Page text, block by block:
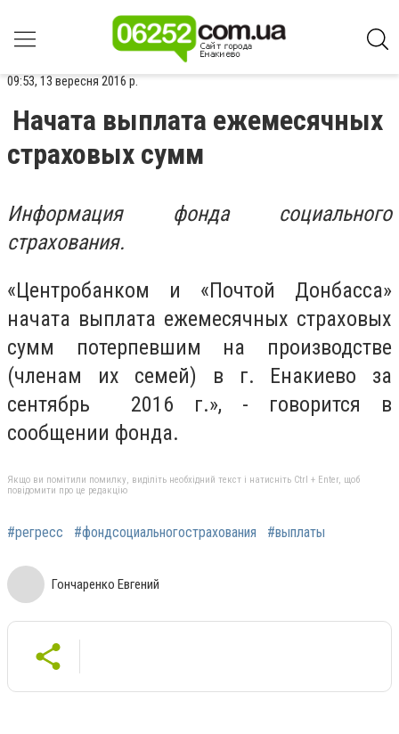
09:53, 13 вересня 2016 р.
Начата выплата ежемесячных
страховых сумм
Информация фонда социального
страхования.
«Центробанком и «Почтой Донбасса»
начата выплата ежемесячных страховых
сумм потерпевшим на производстве
(членам их семей) в г. Енакиево за
сентябрь 2016 г.», - говорится в
сообщении фонда.
Якщо ви помітили помилку, виділіть необхідний текст і натисніть Ctrl + Enter, щоб
повідомити про це редакцію
#регресс #фондсоциальногострахования #выплаты
Гончаренко Евгений